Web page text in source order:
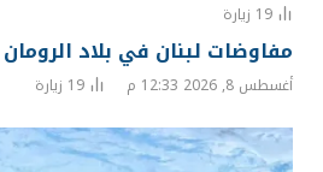
19 زيارة
مفاوضات لبنان في بلاد الرومان
أغسطس 8, 2026 12:33 م 19 زيارة